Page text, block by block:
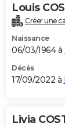
Louis
Créer une
Naissance
06/03/1964 à
Décès
17/09/2022 à
Livia